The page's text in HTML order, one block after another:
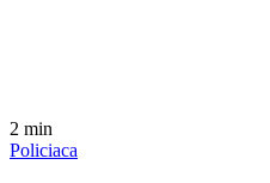
2 min
Policiaca